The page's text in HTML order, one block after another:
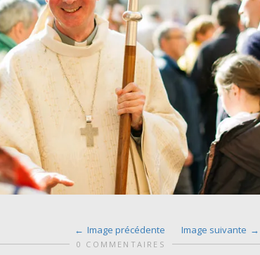
Image précédente Image suivante
0 COMMENTAIRES